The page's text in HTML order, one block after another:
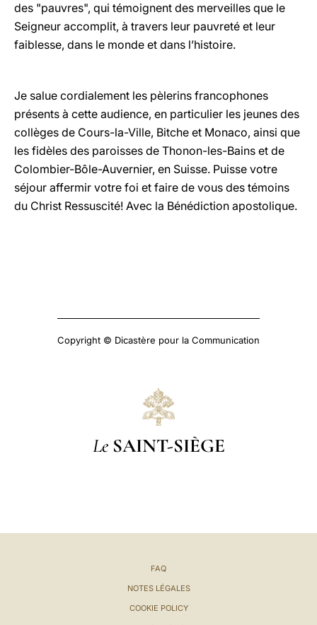
des "pauvres", qui témoignent des merveilles que le
Seigneur accomplit, à travers leur pauvreté et leur
faiblesse, dans le monde et dans l’histoire.
Je salue cordialement les pèlerins francophones
présents à cette audience, en particulier les jeunes des
collèges de Cours-la-Ville, Bitche et Monaco, ainsi que
les fidèles des paroisses de Thonon-les-Bains et de
Colombier-Bôle-Auvernier, en Suisse. Puisse votre
séjour affermir votre foi et faire de vous des témoins
du Christ Ressuscité! Avec la Bénédiction apostolique.
Copyright © Dicastère pour la Communication
Le SAINT-SIÈGE
FAQ
NOTES LÉGALES
COOKIE POLICY